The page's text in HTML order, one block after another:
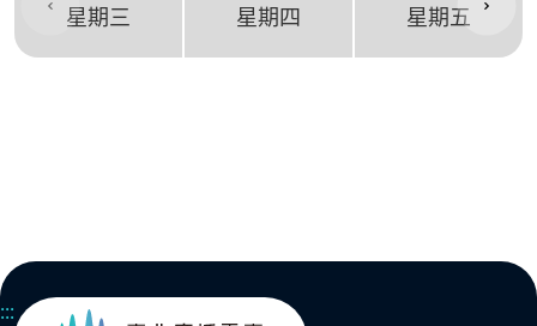
星期三 星期四 星期五
:::